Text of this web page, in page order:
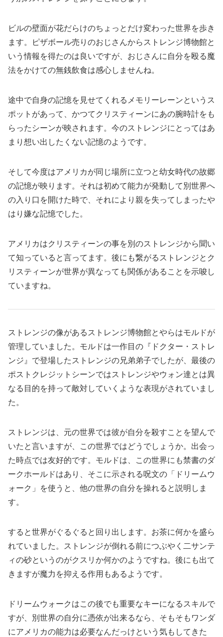
ビルの壁面が花だらけのちょっとだけ変わった世界を歩き
ます。ピザボール売りのおじさんからストレンジ博物館と
いう情報を得たのは良いですが、おじさんに自分を殴る魔
法をかけての無銭飲食は感心しませんね。
途中で自身の記憶を見せてくれるメモリーレーンというス
ポットがあって、かつてクリスティーンにあの腕時計をも
らったシーンが映されます。今のストレンジにとってはあ
まり想い出したくない記憶のようです。
そして今度はアメリカが同じ場所に立つと幼女時代の故郷
の記憶が映ります。それは初めて能力が発動して別世界へ
の入り口を開けた時で、それにより親を失ってしまったや
はり嫌な記憶でした。
アメリカはクリスティーンの事を別のストレンジから聞い
て知っていると言ってます。後にも繋がるストレンジとク
リスティーンが世界が異なっても関係があることを示唆し
ていますね。
ストレンジの像があるストレンジ博物館とやらはモルドが
管理していました。モルドは一作目の『ドクター・ストレ
ンジ』で登場したストレンジの兄弟弟子でしたが、最後の
ポストクレジットシーンではストレンジやウォン達とは異
なる目的を持って敵対していくような表現がされていまし
た。
ストレンジは、元の世界では彼が自分を殺すことを望んで
いたと言いますが、この世界ではどうでしょうか。出会っ
た時点では友好的です。モルドは、この世界にも禁書のダ
ークホールドはあり、そこに示される呪文の「ドリームウ
ォーク」を使うと、他の世界の自分を操れると説明しま
す。
すると世界がぐるぐると回り出します。お茶に何かを盛ら
れていました。ストレンジが倒れる前につぶやく二サンテ
ィの砂というのがクスリか何かのようですね。後にも出て
きますが魔力を抑える作用もあるようです。
ドリームウォークはこの後でも重要なキーになるスキルで
すが、別世界の自分に憑依が出来るなら、そもそもワンダ
にアメリカの能力は必要なんだっけという気もしてきた